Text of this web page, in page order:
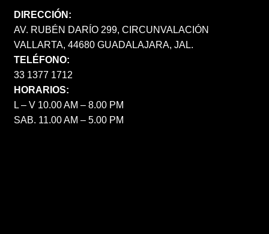
DIRECCIÓN:
AV. RUBÉN DARÍO 299, CIRCUNVALACIÓN
VALLARTA, 44680 GUADALAJARA, JAL.
TELÉFONO:
33 1377 1712
HORARIOS:
L – V 10.00 AM – 8.00 PM
SAB. 11.00 AM – 5.00 PM